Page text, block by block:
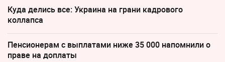
Куда делись все: Украина на грани кадрового
коллапса
Пенсионерам с выплатами ниже 35 000 напомнили о
праве на доплаты